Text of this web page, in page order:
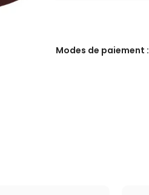
Modes de paiement :